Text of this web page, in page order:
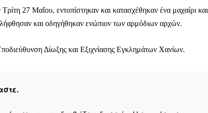
27 Μαΐου, εντοπίστηκαν και κατασχέθηκαν ένα μαχαίρι και
και οδηγήθηκαν ενώπιον των αρμόδιων αρχών.
Δίωξης και Εξιχνίασης Εγκλημάτων Χανίων.